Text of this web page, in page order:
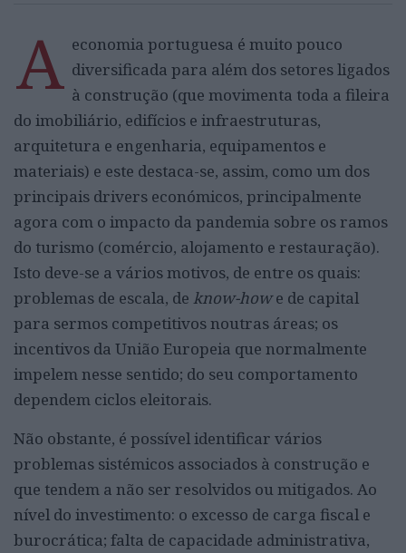
A economia portuguesa é muito pouco
diversificada para além dos setores ligados
à construção (que movimenta toda a fileira
do imobiliário, edifícios e infraestruturas,
arquitetura e engenharia, equipamentos e
materiais) e este destaca-se, assim, como um dos
principais drivers económicos, principalmente
agora com o impacto da pandemia sobre os ramos
do turismo (comércio, alojamento e restauração).
Isto deve-se a vários motivos, de entre os quais:
problemas de escala, de know-howe de capital
para sermos competitivos noutras áreas; os
incentivos da União Europeia que normalmente
impelem nesse sentido; do seu comportamento
dependem ciclos eleitorais.
Não obstante, é possível identificar vários
problemas sistémicos associados à construção e
que tendem a não ser resolvidos ou mitigados. Ao
nível do investimento: o excesso de carga fiscal e
burocrática; falta de capacidade administrativa,